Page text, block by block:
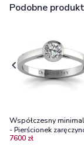
Podobne
Współczesny
- Pierścionek
z palladu z diamentem
7600 zł